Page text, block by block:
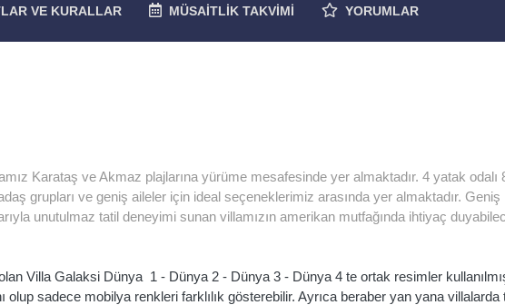
VE KURALLAR MÜSAITLIK TAKVIMI YORUMLAR
Karataş ve Akmaz plajlarına yürüme mesafesinde yer almaktadır. 4 yatak odalı
grupları ve geniş aileler için ideal seçeneklerimiz arasında yer almaktadır. Geniş
unutulmaz tatil deneyimi sunan villamızın amerikan mutfağında ihtiyaç
Villa Galaksi Dünya 1 - Dünya 2 - Dünya 3 - Dünya 4 te ortak resimler
olup sadece mobilya renkleri farklılık gösterebilir. Ayrıca beraber yan yana villalarda